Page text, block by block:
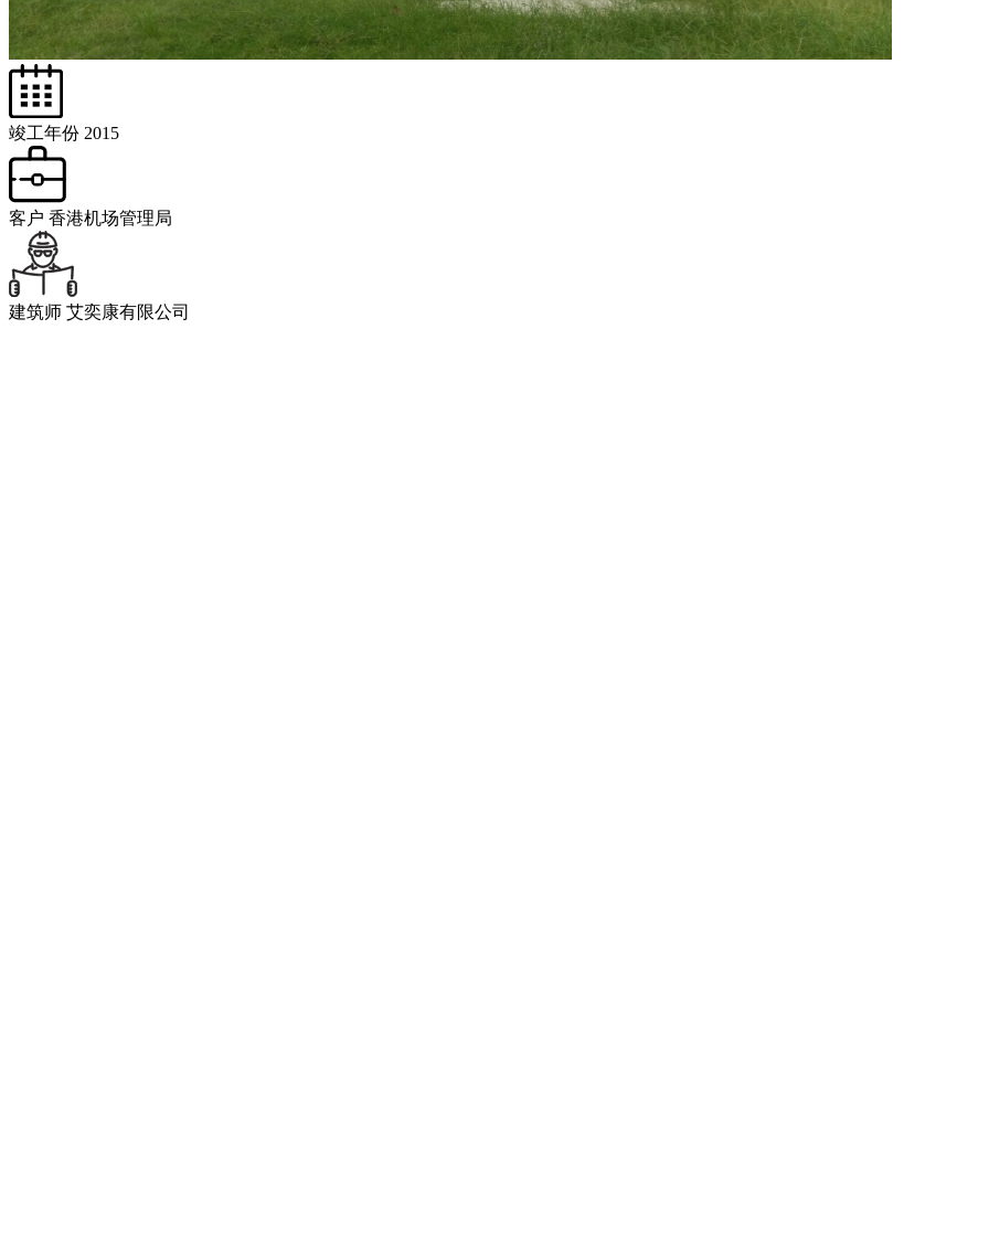
竣工年份 2015
客户 香港机场管理局
建筑师 艾奕康有限公司